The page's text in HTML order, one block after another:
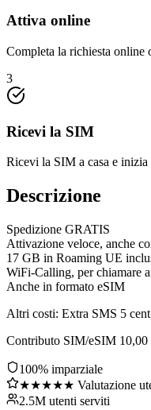
Attiva online
Completa la richiesta online
3
Ricevi la SIM
Ricevi la SIM a casa e inizia
Descrizione
Spedizione GRATIS
Attivazione veloce, anche
17 GB in Roaming UE
WiFi-Calling, per chiamare
Anche in formato eSIM
Altri costi: Extra SMS 5
Contributo SIM/eSIM 10,00
100% imparziale
★★★★★ Valutazione
2.5M utenti serviti